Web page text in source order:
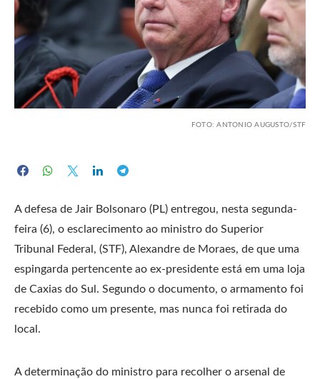
FOTO: ANTONIO AUGUSTO/STF
A defesa de Jair Bolsonaro (PL) entregou, nesta segunda-
feira (6), o esclarecimento ao ministro do Superior
Tribunal Federal, (STF), Alexandre de Moraes, de que uma
espingarda pertencente ao ex-presidente está em uma loja
de Caxias do Sul. Segundo o documento, o armamento foi
recebido como um presente, mas nunca foi retirada do
local.
A determinação do ministro para recolher o arsenal de